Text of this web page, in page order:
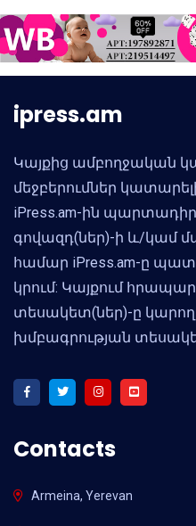
ipress.am
Կայքից ամբողջական
մեջբերումներ
iPress.am-ին
գովազդ(ներ)-ի և/կամ
համար iPress.am-ը
կրում: Կայքում
տեսակետ(ներ)-ը կարող
խմբագրության
Contacts
Armeina, Yerevan